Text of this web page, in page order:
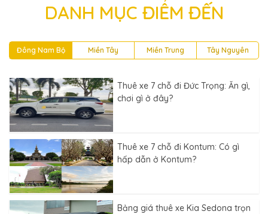
DANH MỤC ĐIỂM ĐẾN
Đông Nam Bộ Miền Tây Miền Trung Tây Nguyên
Thuê xe 7 chỗ đi Đức Trọng: Ăn gì,
chơi gì ở đây?
Thuê xe 7 chỗ đi Kontum: Có gì
hấp dẫn ở Kontum?
Bảng giá thuê xe Kia Sedona trọn